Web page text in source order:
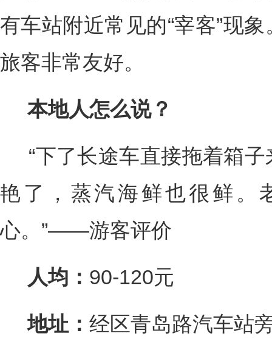
有车站附近常见的“宰客”现
旅客非常友好。
本地人怎么说？
“下了长途车直接拖着箱子
艳了，蒸汽海鲜也很鲜。
心。”——游客评价
人均： 90-120元
地址： 经区青岛路汽车站